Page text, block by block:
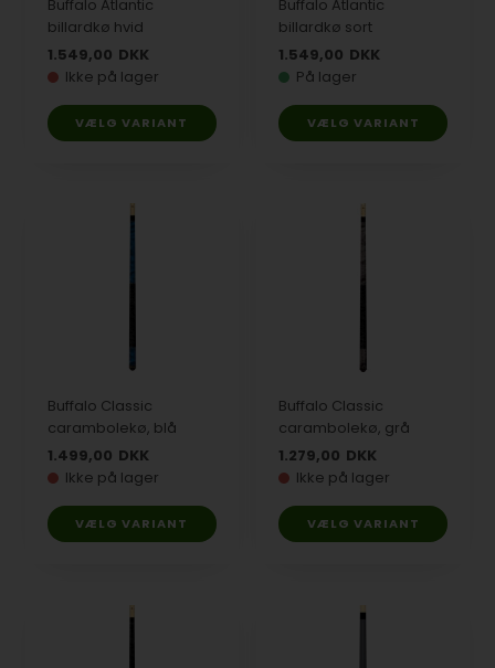
Buffalo Atlantic
billardkø hvid
1.549,00 DKK
Ikke på lager
VÆLG VARIANT
Buffalo Atlantic
billardkø sort
1.549,00 DKK
På lager
VÆLG VARIANT
Buffalo Classic
carambolekø, blå
1.499,00 DKK
Ikke på lager
VÆLG VARIANT
Buffalo Classic
carambolekø, grå
1.279,00 DKK
Ikke på lager
VÆLG VARIANT